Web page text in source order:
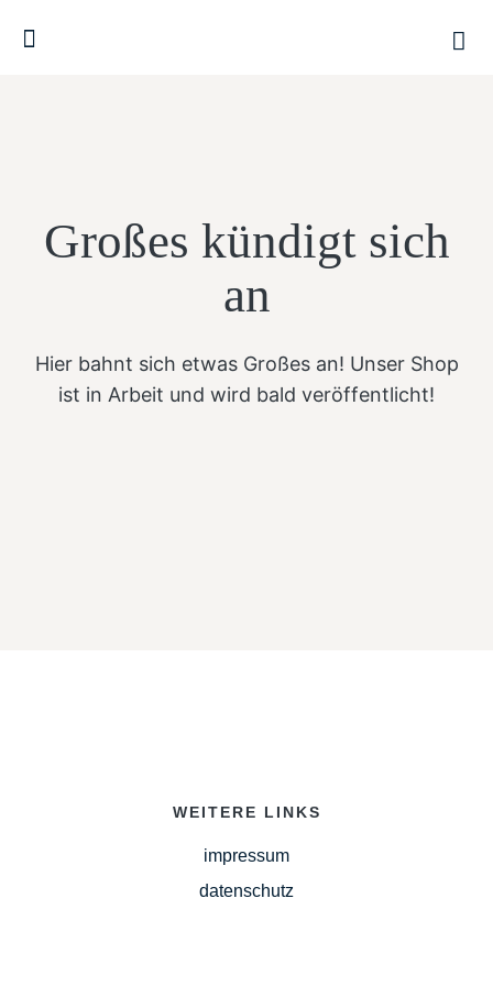
Großes kündigt sich
an
Hier bahnt sich etwas Großes an! Unser Shop
ist in Arbeit und wird bald veröffentlicht!
WEITERE LINKS
impressum
datenschutz